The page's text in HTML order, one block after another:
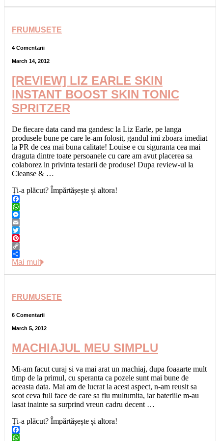
FRUMUSETE
4 Comentarii
March 14, 2012
[REVIEW] LIZ EARLE SKIN
INSTANT BOOST SKIN TONIC
SPRITZER
De fiecare data cand ma gandesc la Liz Earle, pe langa
produsele bune pe care le-am folosit, gandul imi zboara imediat
la PR de cea mai buna calitate! Louise e cu siguranta cea mai
draguta dintre toate persoanele cu care am avut placerea sa
colaborez in privinta testarii de produse! Dupa review-ul la
Cleanse & …
Ți-a plăcut? Împărtășește și altora!
Facebook
WhatsApp
Messenger
Email
Twitter
Pinterest
Copy
Link
Share
Mai mult
FRUMUSETE
6 Comentarii
March 5, 2012
MACHIAJUL MEU SIMPLU
Mi-am facut curaj si va mai arat un machiaj, dupa foaaarte mult
timp de la primul, cu speranta ca pozele sunt mai bune de
aceasta data. Mai am de lucrat la acest aspect, n-am reusit sa
scot ceva full face de care sa fiu multumita, iar bateriile m-au
lasat inainte sa surprind vreun cadru decent …
Ți-a plăcut? Împărtășește și altora!
Facebook